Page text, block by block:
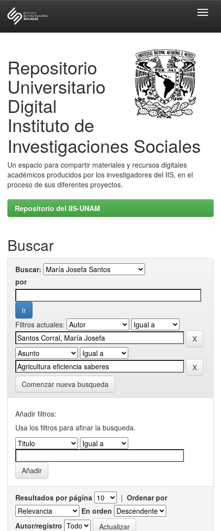
Repositorio
Universitario
Digital
Instituto de
Investigaciones Sociales
Un espacio para compartir materiales y recursos digitales
académicos producidos por los investigadores del IIS, en el
proceso de sus diferentes proyectos.
Repositorio del IIS-UNAM
Buscar
Buscar:
por
Filtros actuales:
Comenzar nueva busqueda
Añadir filtros:
Usa los filtros para afinar la busqueda.
Resultados por página | Ordenar por
En orden
Autor/registro